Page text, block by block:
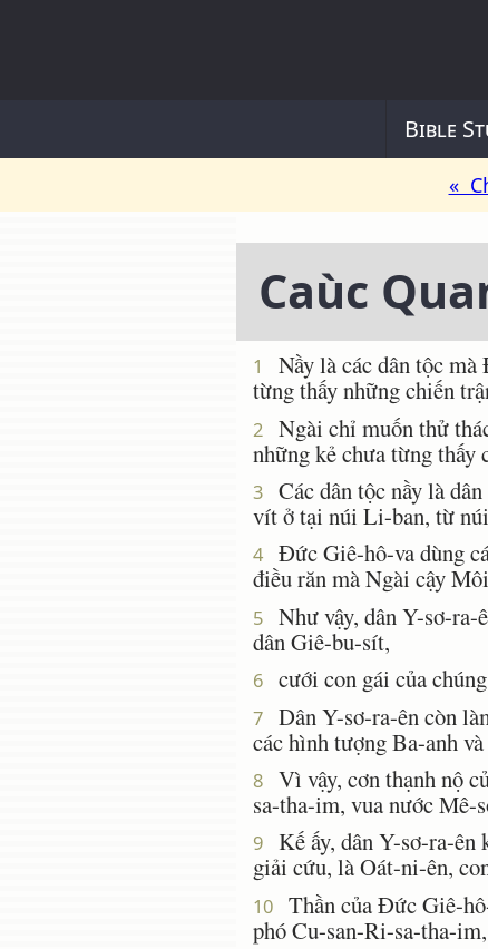
Bible
«
Caùc
1
Nầy là các dân tộc
từng thấy những chiến
2
Ngài chỉ muốn thử
những kẻ chưa từng
3
Các dân tộc nầy là
vít ở tại núi Li-ban, từ
4
Ðức Giê-hô-va dùng
điều răn mà Ngài cậy
5
Như vậy, dân Y-sơ-
dân Giê-bu-sít,
6 cưới con gái của
7
Dân Y-sơ-ra-ên còn
các hình tượng Ba-anh
8
Vì vậy, cơn thạnh nộ
sa-tha-im, vua nước Mê-
9
Kế ấy, dân Y-sơ-ra-
giải cứu, là Oát-ni-ên,
10
Thần của Ðức Giê-
phó Cu-san-Ri-sa-tha-